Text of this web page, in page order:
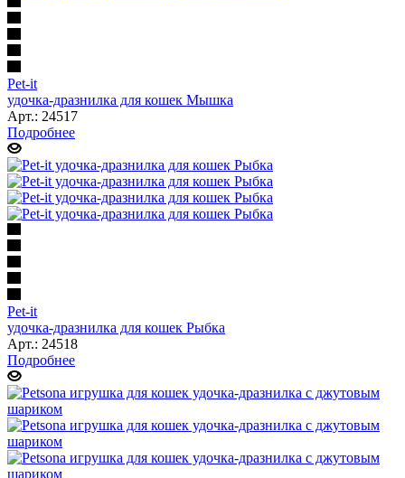
Pet-it
удочка-дразнилка для кошек Мышка
Арт.: 24517
Подробнее
Pet-it
удочка-дразнилка для кошек Рыбка
Арт.: 24518
Подробнее